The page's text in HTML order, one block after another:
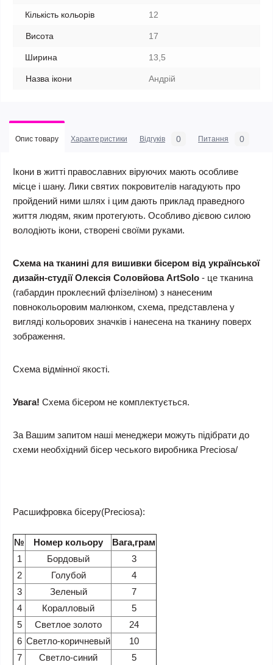
Кількість кольорів 12
Висота 17
Ширина 13,5
Назва ікони Андрій
Опис товару Характеристики Відгуків 0 Питання 0
Ікони в житті православних віруючих мають особливе
місце і шану. Лики святих покровителів нагадують про
пройдений ними шлях і цим дають приклад праведного
життя людям, яким протегують. Особливо дієвою силою
володіють ікони, створені своїми руками.
Схема на тканині для вишивки бісером від української
дизайн-студії Олексія Соловйова ArtSolo - це тканина
(габардин проклеєний флізеліном) з нанесеним
повнокольоровим малюнком, схема, представлена у
вигляді кольорових значків і нанесена на тканину поверх
зображення.
Схема відмінної якості.
Увага! Схема бісером не комплектується.
За Вашим запитом наші менеджери можуть підібрати до
схеми необхідний бісер чеського виробника Preciosa/
Расшифровка бісеру(Preciosa):
№ Номер кольору
Вага,грам
1
Бордовый
3
2
Голубой
4
3
Зеленый
7
4
Коралловый
5
5
Светлое золото
24
6 Светло-коричневый
10
7
Светло-синий
5